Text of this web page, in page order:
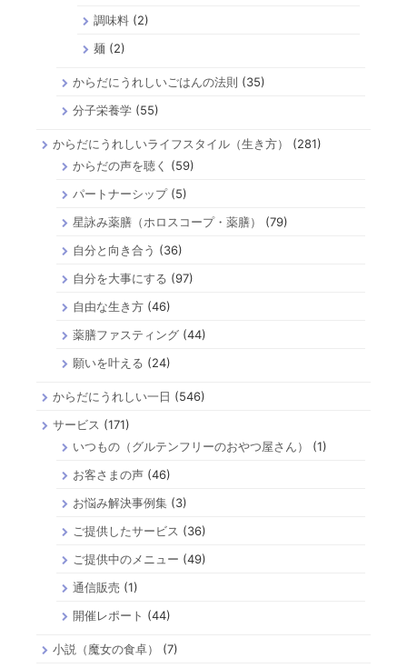
調味料(2)
麺 (2)
からだにうれしいごはんの法則 (35)
分子栄養学 (55)
からだにうれしいライフスタイル（生き方）
(281)
からだの声を聴く
(59)
パートナーシップ(5)
星詠み薬膳（ホロスコープ・薬膳）
(79)
自分と向き合う (36)
自分を大事にする (97)
自由な生き方 (46)
薬膳ファスティング (44)
願いを叶える (24)
からだにうれしい一日 (546)
サービス (171)
いつもの（グルテンフリーのおやつ屋さん）
(1)
お客さまの声 (46)
お悩み解決事例集 (3)
ご提供したサービス (36)
ご提供中のメニュー (49)
通信販売 (1)
開催レポート (44)
小説（魔女の食卓）
(7)